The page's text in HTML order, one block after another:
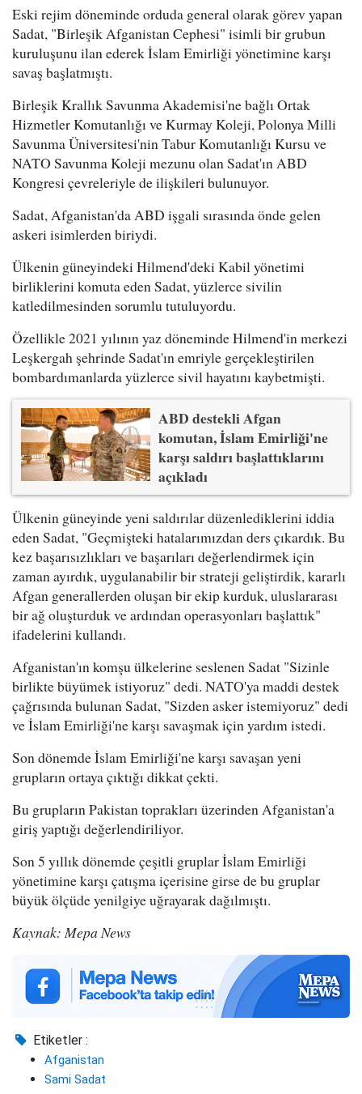
Eski rejim döneminde orduda general olarak görev yapan
Sadat, "Birleşik Afganistan Cephesi" isimli bir grubun
kuruluşunu ilan ederek İslam Emirliği yönetimine karşı
savaş başlatmıştı.
Birleşik Krallık Savunma Akademisi'ne bağlı Ortak
Hizmetler Komutanlığı ve Kurmay Koleji, Polonya Milli
Savunma Üniversitesi'nin Tabur Komutanlığı Kursu ve
NATO Savunma Koleji mezunu olan Sadat'ın ABD
Kongresi çevreleriyle de ilişkileri bulunuyor.
Sadat, Afganistan'da ABD işgali sırasında önde gelen
askeri isimlerden biriydi.
Ülkenin güneyindeki Hilmend'deki Kabil yönetimi
birliklerini komuta eden Sadat, yüzlerce sivilin
katledilmesinden sorumlu tutuluyordu.
Özellikle 2021 yılının yaz döneminde Hilmend'in merkezi
Leşkergah şehrinde Sadat'ın emriyle gerçekleştirilen
bombardımanlarda yüzlerce sivil hayatını kaybetmişti.
ABD destekli Afgan
komutan, İslam Emirliği'ne
karşı saldırı başlattıklarını
açıkladı
Ülkenin güneyinde yeni saldırılar düzenlediklerini iddia
eden Sadat, "Geçmişteki hatalarımızdan ders çıkardık. Bu
kez başarısızlıkları ve başarıları değerlendirmek için
zaman ayırdık, uygulanabilir bir strateji geliştirdik, kararlı
Afgan generallerden oluşan bir ekip kurduk, uluslararası
bir ağ oluşturduk ve ardından operasyonları başlattık"
ifadelerini kullandı.
Afganistan'ın komşu ülkelerine seslenen Sadat "Sizinle
birlikte büyümek istiyoruz" dedi. NATO'ya maddi destek
çağrısında bulunan Sadat, "Sizden asker istemiyoruz" dedi
ve İslam Emirliği'ne karşı savaşmak için yardım istedi.
Son dönemde İslam Emirliği'ne karşı savaşan yeni
grupların ortaya çıktığı dikkat çekti.
Bu grupların Pakistan toprakları üzerinden Afganistan'a
giriş yaptığı değerlendiriliyor.
Son 5 yıllık dönemde çeşitli gruplar İslam Emirliği
yönetimine karşı çatışma içerisine girse de bu gruplar
büyük ölçüde yenilgiye uğrayarak dağılmıştı.
Kaynak: Mepa News
Etiketler :
Afganistan
Sami Sadat